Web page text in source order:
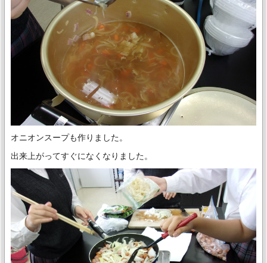
オニオンスープも作りました。
出来上がってすぐになくなりました。